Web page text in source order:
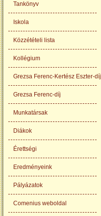
Tankönyv
Iskola
Közzétételi lista
Kollégium
Grezsa Ferenc-Kertész Eszter-díj
Grezsa Ferenc-díj
Munkatársak
Diákok
Érettségi
Eredményeink
Pályázatok
Comenius weboldal